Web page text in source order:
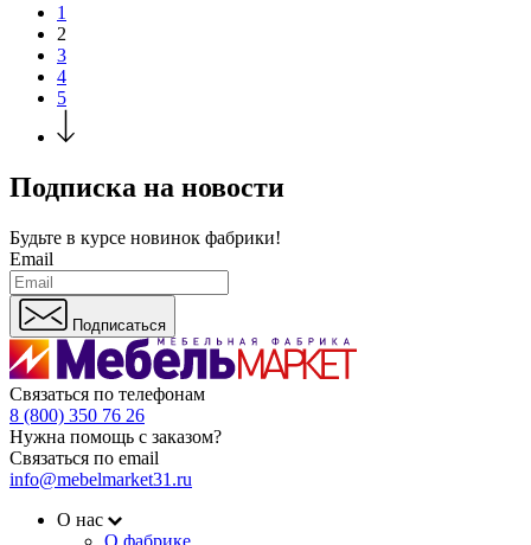
1
2
3
4
5
Подписка на новости
Будьте в курсе новинок фабрики!
Email
Подписаться
Связаться по телефонам
8 (800) 350 76 26
Нужна помощь с заказом?
Связаться по email
info@mebelmarket31.ru
О нас
О фабрике